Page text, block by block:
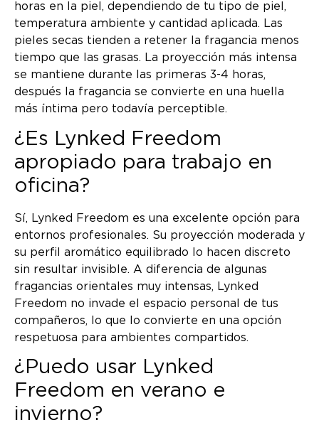
horas en la piel, dependiendo de tu tipo de piel,
temperatura ambiente y cantidad aplicada. Las
pieles secas tienden a retener la fragancia menos
tiempo que las grasas. La proyección más intensa
se mantiene durante las primeras 3-4 horas,
después la fragancia se convierte en una huella
más íntima pero todavía perceptible.
¿Es Lynked Freedom
apropiado para trabajo en
oficina?
Sí, Lynked Freedom es una excelente opción para
entornos profesionales. Su proyección moderada y
su perfil aromático equilibrado lo hacen discreto
sin resultar invisible. A diferencia de algunas
fragancias orientales muy intensas, Lynked
Freedom no invade el espacio personal de tus
compañeros, lo que lo convierte en una opción
respetuosa para ambientes compartidos.
¿Puedo usar Lynked
Freedom en verano e
invierno?